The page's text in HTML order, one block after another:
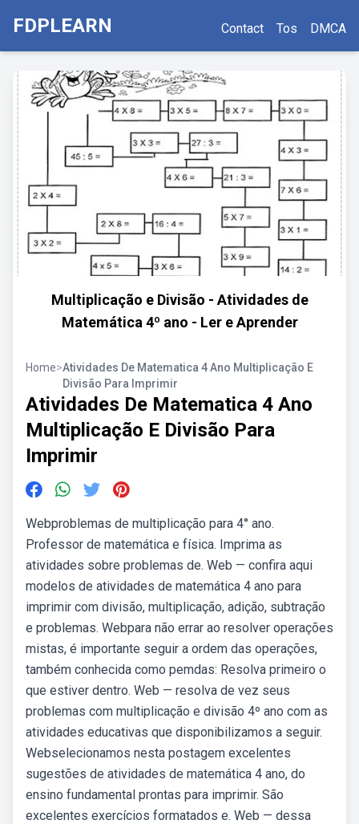
FDPLEARN Contact Tos DMCA
Multiplicação e Divisão - Atividades de
Matemática 4º ano - Ler e Aprender
Home>Atividades De Matematica 4 Ano Multiplicação E
Divisão Para Imprimir
Atividades De Matematica 4 Ano
Multiplicação E Divisão Para
Imprimir
Webproblemas de multiplicação para 4° ano.
Professor de matemática e física. Imprima as
atividades sobre problemas de. Web — confira aqui
modelos de atividades de matemática 4 ano para
imprimir com divisão, multiplicação, adição, subtração
e problemas. Webpara não errar ao resolver operações
mistas, é importante seguir a ordem das operações,
também conhecida como pemdas: Resolva primeiro o
que estiver dentro. Web — resolva de vez seus
problemas com multiplicação e divisão 4º ano com as
atividades educativas que disponibilizamos a seguir.
Webselecionamos nesta postagem excelentes
sugestões de atividades de matemática 4 ano, do
ensino fundamental prontas para imprimir. São
excelentes exercícios formatados e. Web — dessa